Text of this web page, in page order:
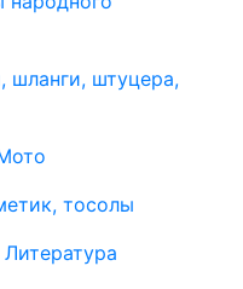
шланги, штуцера,
тосолы
Литература